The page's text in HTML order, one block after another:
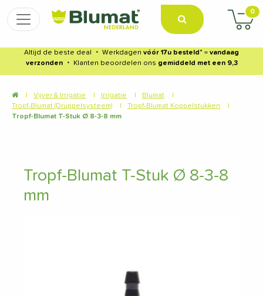
0
Altijd de beste deal ・ Werkdagen vóór 17u besteld* = vandaag
verzonden
・ Klanten beoordelen ons gemiddeld met een 9,3
Vijver & Irrigatie Irrigatie Blumat
Tropf-Blumat (Druppelsysteem)
Tropf-Blumat Koppelstukken
Tropf-Blumat T-Stuk Ø 8-3-8 mm
Tropf-Blumat T-Stuk Ø 8-3-8
mm